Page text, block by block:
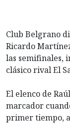
Club Belgrano
Ricardo
las semifinales,
clásico rival El
El elenco de
marcador
primer tiempo,